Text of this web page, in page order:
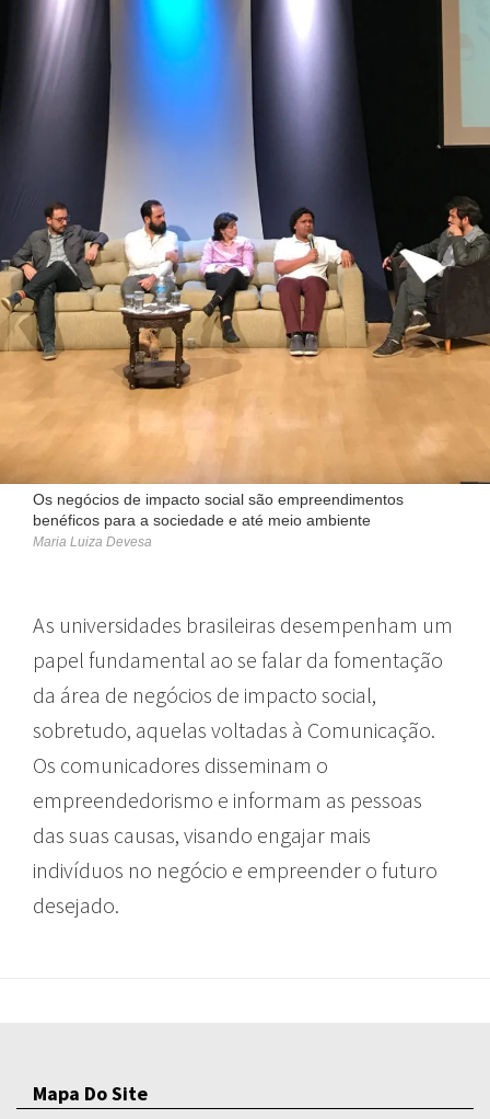
Os negócios de impacto social são empreendimentos
benéficos para a sociedade e até meio ambiente
Maria Luiza Devesa
As universidades brasileiras desempenham um
papel fundamental ao se falar da fomentação
da área de negócios de impacto social,
sobretudo, aquelas voltadas à Comunicação.
Os comunicadores disseminam o
empreendedorismo e informam as pessoas
das suas causas, visando engajar mais
indivíduos no negócio e empreender o futuro
desejado.
Mapa Do Site